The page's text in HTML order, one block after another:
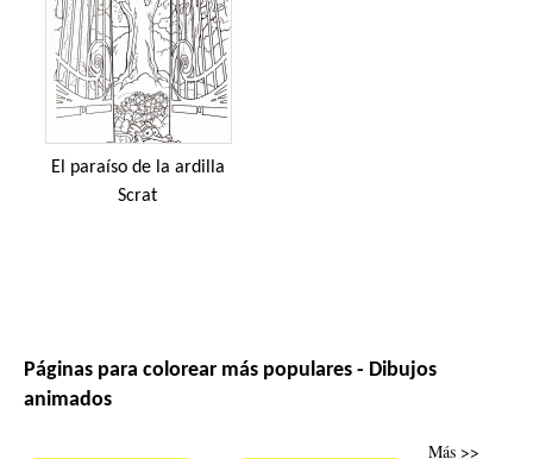
El paraíso de la ardilla
Scrat
Páginas para colorear más populares - Dibujos
animados
Más >>